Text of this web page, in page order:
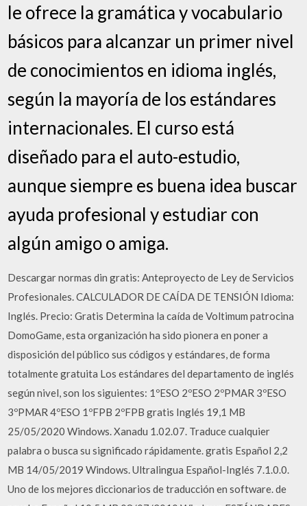
le ofrece la gramática y vocabulario
básicos para alcanzar un primer nivel
de conocimientos en idioma inglés,
según la mayoría de los estándares
internacionales. El curso está
diseñado para el auto-estudio,
aunque siempre es buena idea buscar
ayuda profesional y estudiar con
algún amigo o amiga.
Descargar normas din gratis: Anteproyecto de Ley de Servicios
Profesionales. CALCULADOR DE CAÍDA DE TENSIÓN Idioma:
Inglés. Precio: Gratis Determina la caída de Voltimum patrocina
DomoGame, esta organización ha sido pionera en poner a
disposición del público sus códigos y estándares, de forma
totalmente gratuita Los estándares del departamento de inglés
según nivel, son los siguientes: 1ºESO 2ºESO 2ºPMAR 3ºESO
3ºPMAR 4ºESO 1ºFPB 2ºFPB gratis Inglés 19,1 MB
25/05/2020 Windows. Xanadu 1.02.07. Traduce cualquier
palabra o busca su significado rápidamente. gratis Español 2,2
MB 14/05/2019 Windows. Ultralingua Español-Inglés 7.1.0.0.
Uno de los mejores diccionarios de traducción en software. de